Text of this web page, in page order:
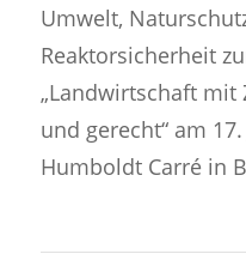
Umwelt,
Reaktorsicherheit
„Landwirtschaft mit
und gerecht“ am
Humboldt Carré in